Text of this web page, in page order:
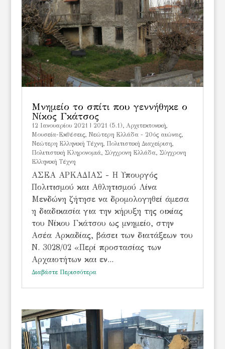
Μνημείο το σπίτι που γεννήθηκε ο
Νίκος Γκάτσος
12 Ιανουαρίου 2021 2021 (5.1), Αρχιτεκτονική,
Μουσεία-Εκθέσεις, Νεώτερη Ελλάδα - 20ός αιώνας,
Νεώτερη Ελληνική Τέχνη, Πολιτιστική Διαχείριση,
Πολιτιστική Κληρονομιά, Σύγχρονη Ελλάδα, Σύγχρονη
Ελληνική Τέχνη
ΑΣΕΑ ΑΡΚΑΔΙΑΣ - Η Υπουργός
Πολιτισμού και Αθλητισμού Λίνα
Μενδώνη ζήτησε να δρομολογηθεί άμεσα
η διαδικασία για την κήρυξη της οικίας
του Νίκου Γκάτσου ως μνημείο, στην
Ασέα Αρκαδίας, βάσει των διατάξεων του
Ν. 3028/02 «Περί προστασίας των
Αρχαιοτήτων και εν...
Διαβάστε Περισσότερα